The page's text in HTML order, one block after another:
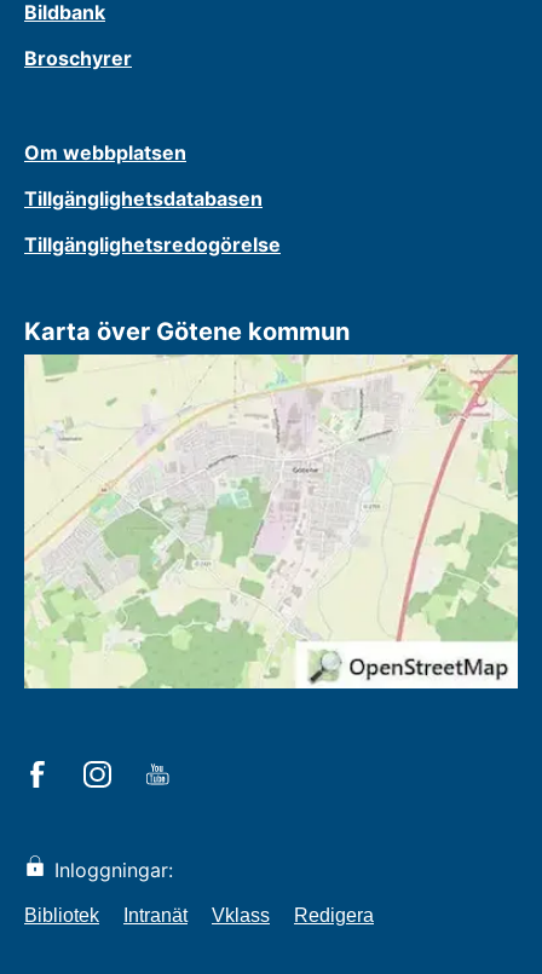
Bildbank
Broschyrer
Om webbplatsen
Tillgänglighetsdatabasen
Tillgänglighetsredogörelse
Karta över Götene kommun
Inloggningar:
Bibliotek Intranät Vklass Redigera